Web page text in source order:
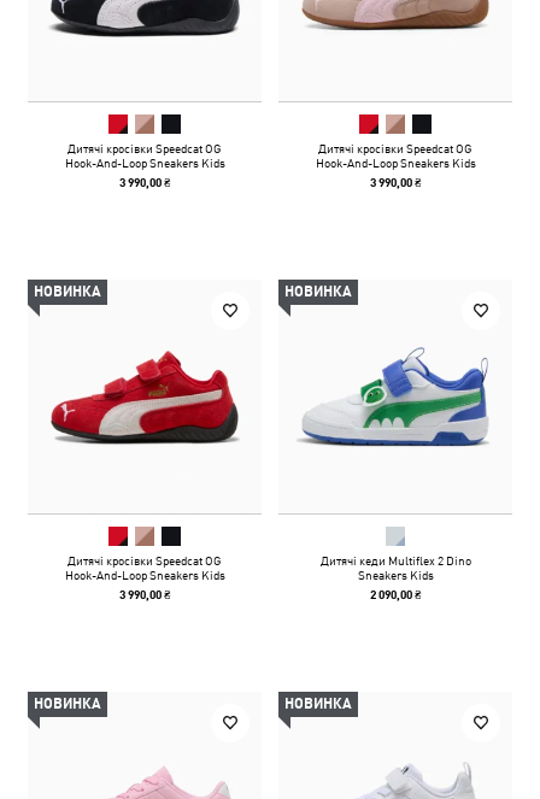
Дитячі кросівки Speedcat OG
Hook-And-Loop Sneakers Kids
3 990,00 ₴
Дитячі кросівки Speedcat OG
Hook-And-Loop Sneakers Kids
3 990,00 ₴
НОВИНКА
Дитячі кросівки Speedcat OG
Hook-And-Loop Sneakers Kids
3 990,00 ₴
НОВИНКА
Дитячі кеди Multiflex 2 Dino
Sneakers Kids
2 090,00 ₴
НОВИНКА НОВИНКА